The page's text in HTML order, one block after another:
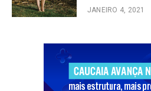
JANEIRO 4, 2021